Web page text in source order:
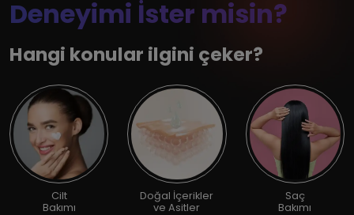
Deneyimi İster misin?
Hangi konular ilgini çeker?
Cilt
Bakımı
Doğal İçerikler
ve Asitler
Saç
Bakımı